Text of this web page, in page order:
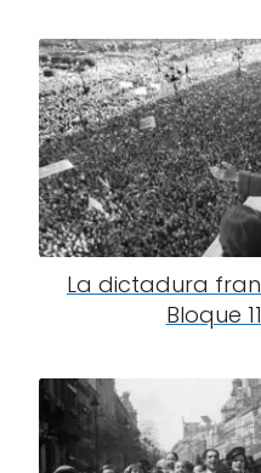
La dictadura
Bloque